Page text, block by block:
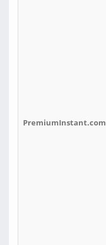
PremiumInstant.com